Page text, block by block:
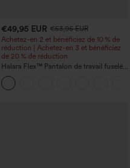
+2
€49,95 EUR €53,95 EUR
Achetez-en 2 et bénéficiez de 10 % de
réduction | Achetez-en 3 et bénéficiez
de 20 % de réduction
Halara Flex™ Pantalon de travail fuselé,
uni, taille haute, avec poches